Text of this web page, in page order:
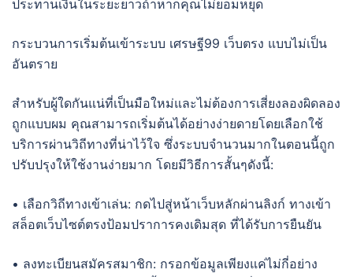
ประทานเงินในระยะยาวถ้าหากคุณไม่ยอมหยุด
กระบวนการเริ่มต้นเข้าระบบ เศรษฐี99 เว็บตรง แบบไม่เป็น
อันตราย
สำหรับผู้ใดกันแน่ที่เป็นมือใหม่และไม่ต้องการเสี่ยงลองผิดลอง
ถูกแบบผม คุณสามารถเริ่มต้นได้อย่างง่ายดายโดยเลือกใช้
บริการผ่านวิถีทางที่น่าไว้ใจ ซึ่งระบบจำนวนมากในตอนนี้ถูก
ปรับปรุงให้ใช้งานง่ายมาก โดยมีวิธีการสั้นๆดังนี้:
• เลือกวิถีทางเข้าเล่น: กดไปสู่หน้าเว็บหลักผ่านลิงก์ ทางเข้า
สล็อตเว็บไซต์ตรงป้อมปราการคงเดิมสุด ที่ได้รับการยืนยัน
• ลงทะเบียนสมัครสมาชิก: กรอกข้อมูลเพียงแค่ไม่กี่อย่าง